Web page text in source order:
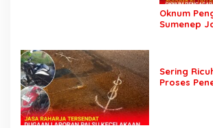
Oknum
Sumenep
Sering
Proses